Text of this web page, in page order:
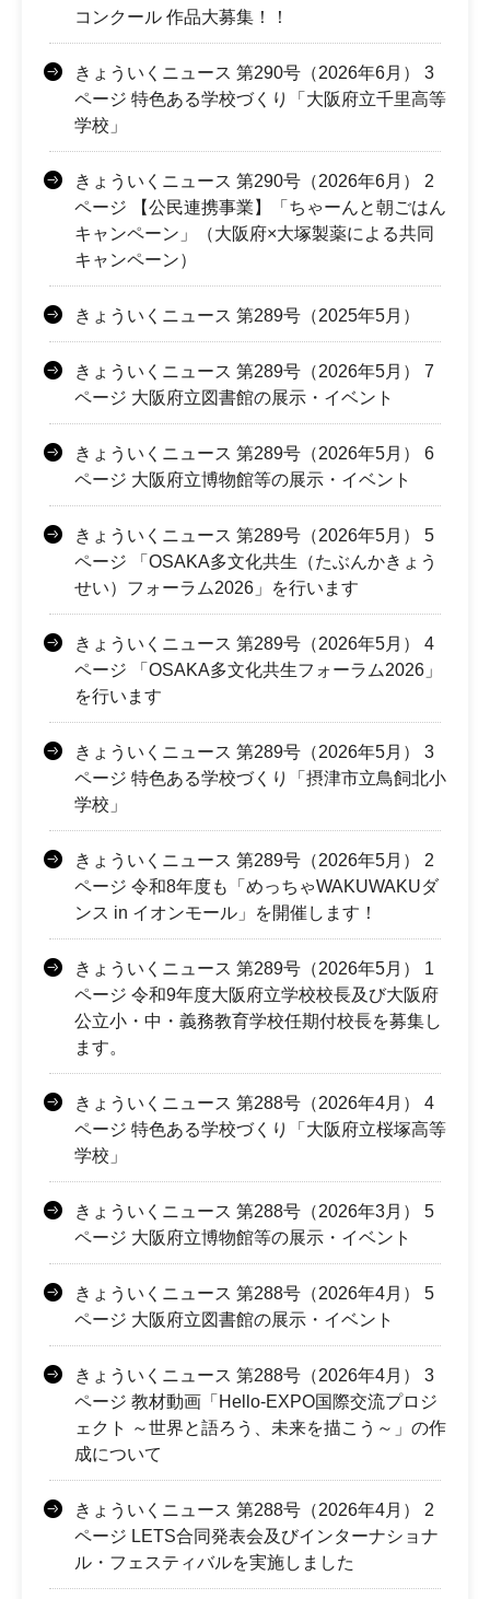
コンクール 作品大募集！！
きょういくニュース 第290号（2026年6月） 3
ページ 特色ある学校づくり「大阪府立千里高等
学校」
きょういくニュース 第290号（2026年6月） 2
ページ 【公民連携事業】「ちゃーんと朝ごはん
キャンペーン」（大阪府×大塚製薬による共同
キャンペーン）
きょういくニュース 第289号（2025年5月）
きょういくニュース 第289号（2026年5月） 7
ページ 大阪府立図書館の展示・イベント
きょういくニュース 第289号（2026年5月） 6
ページ 大阪府立博物館等の展示・イベント
きょういくニュース 第289号（2026年5月） 5
ページ 「OSAKA多文化共生（たぶんかきょう
せい）フォーラム2026」を行います
きょういくニュース 第289号（2026年5月） 4
ページ 「OSAKA多文化共生フォーラム2026」
を行います
きょういくニュース 第289号（2026年5月） 3
ページ 特色ある学校づくり「摂津市立鳥飼北小
学校」
きょういくニュース 第289号（2026年5月） 2
ページ 令和8年度も「めっちゃWAKUWAKUダ
ンス in イオンモール」を開催します！
きょういくニュース 第289号（2026年5月） 1
ページ 令和9年度大阪府立学校校長及び大阪府
公立小・中・義務教育学校任期付校長を募集し
ます。
きょういくニュース 第288号（2026年4月） 4
ページ 特色ある学校づくり「大阪府立桜塚高等
学校」
きょういくニュース 第288号（2026年3月） 5
ページ 大阪府立博物館等の展示・イベント
きょういくニュース 第288号（2026年4月） 5
ページ 大阪府立図書館の展示・イベント
きょういくニュース 第288号（2026年4月） 3
ページ 教材動画「Hello-EXPO国際交流プロジ
ェクト ～世界と語ろう、未来を描こう～」の作
成について
きょういくニュース 第288号（2026年4月） 2
ページ LETS合同発表会及びインターナショナ
ル・フェスティバルを実施しました